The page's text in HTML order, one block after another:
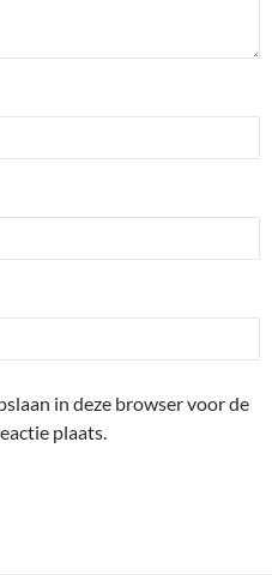
in deze browser voor de
plaats.